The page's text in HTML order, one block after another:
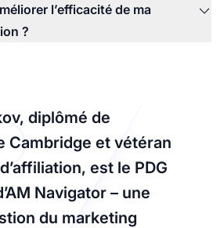
l’efficacité de ma
?
diplômé de
Cambridge et vétéran
est le PDG
Navigator – une
du marketing